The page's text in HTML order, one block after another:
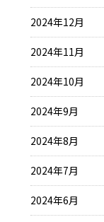
2024年12月
2024年11月
2024年10月
2024年9月
2024年8月
2024年7月
2024年6月